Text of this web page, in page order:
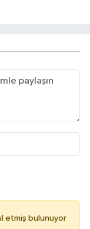
etmiş bulunuyor